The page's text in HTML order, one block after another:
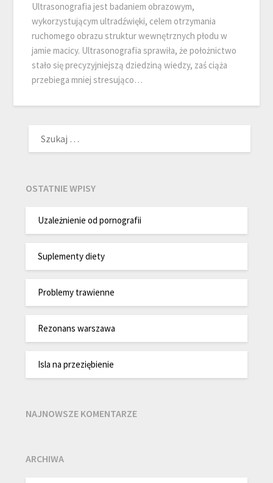
Ultrasonografia jest badaniem obrazowym,
wykorzystującym ultradźwięki, celem otrzymania
ruchomego obrazu struktur wewnętrznych płodu w
jamie macicy. Ultrasonografia sprawiła, że położnictwo
stało się precyzyjniejszą dziedziną wiedzy, zaś ciąża
przebiega mniej stresująco…
OSTATNIE WPISY
Uzależnienie od pornografii
Suplementy diety
Problemy trawienne
Rezonans warszawa
Isla na przeziębienie
NAJNOWSZE KOMENTARZE
ARCHIWA